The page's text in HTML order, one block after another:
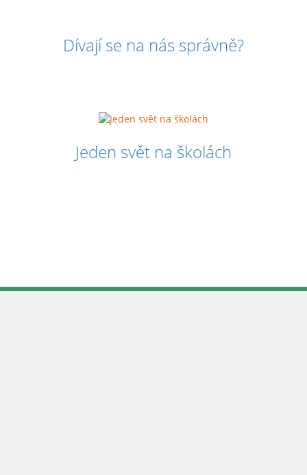
Dívají se na nás správně?
Jeden svět na školách